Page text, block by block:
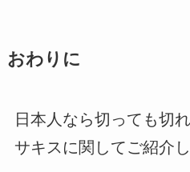
おわりに
日本人なら切っても切
サキスに関してご紹介し